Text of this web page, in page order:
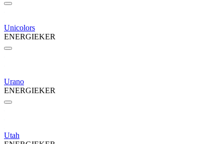
Unicolors
ENERGIEKER
Urano
ENERGIEKER
Utah